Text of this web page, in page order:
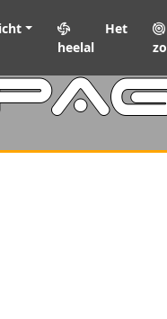
Het
heelal